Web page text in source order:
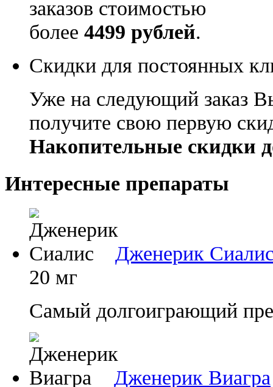
заказов стоимостью
более 4499 рублей.
Скидки для постоянных
Уже на следующий заказ
получите свою первую
Накопительные скидки
Интересные препараты
Дженерик
20 мг
Самый долгоиграющий
Дженерик Виагра